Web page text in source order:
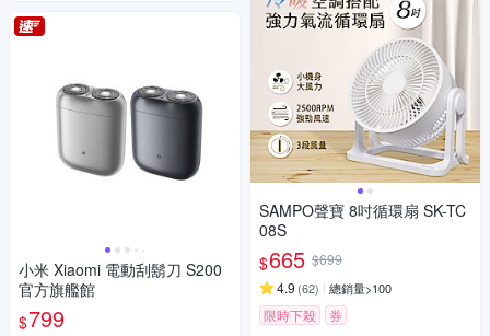
小米 Xiaomi 電動刮鬍刀 S200
官方旗艦館
$799
SAMPO聲寶 8吋循環扇 SK-TC
08S
$665 $699
4.9 (62) 總銷量>100
限時下殺 券